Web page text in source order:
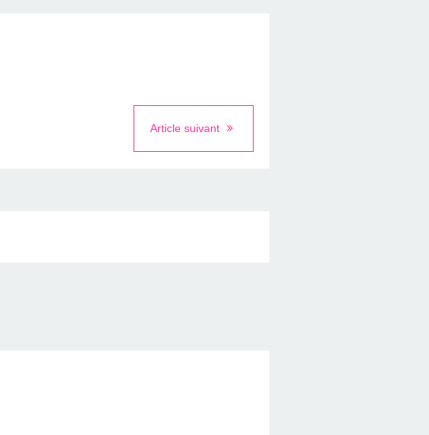
Article suivant